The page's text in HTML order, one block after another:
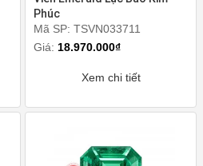
Phúc
Mã SP: TSVN033711
Giá: 18.970.000₫
Xem chi tiết